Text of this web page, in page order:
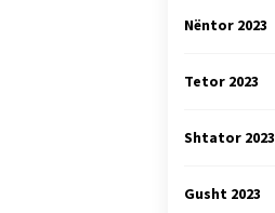
Nëntor 2023
Tetor 2023
Shtator 2023
Gusht 2023